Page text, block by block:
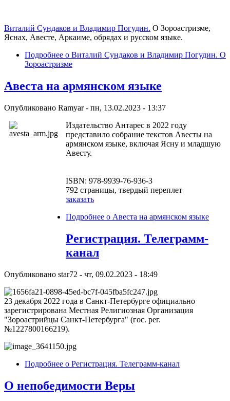
Виталий Сундаков и Владимир Погудин. О Зороастризме,
Яснах, Авесте, Аркаиме, обрядах и русском языке.
Подробнее о Виталий Сундаков и Владимир Погудин. О
Зороастризме
Авеста на армянском языке
Опубликовано Ramyar- пн, 13.02.2023 - 13:37
Издательство Антарес в 2022 году
представило собрание текстов Авесты на
армянском языке, включая Ясну и младшую
Авесту.
ISBN: 978-9939-76-936-3
792 страницы, твердый переплет
заказать
Подробнее о Авеста на армянском языке
Регистрация. Телеграмм-
канал
Опубликовано star72 - чт, 09.02.2023 - 18:49
23 декабря 2022 года в Санкт-Петербурге официально
зарегистрирована Местная Религиозная Организация
"Зороастрийцы Санкт-Петербурга" (гос. рег.
№1227800166219).
Подробнее о Регистрация. Телеграмм-канал
О непобедимости Веры